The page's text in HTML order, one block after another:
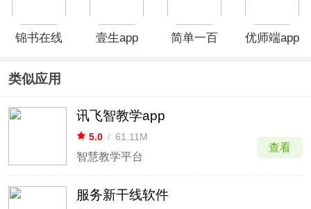
锦书在线
壹生app
简单一百
优师端app
类似应用
讯飞智教学app
5.0 / 61.11M
智慧教学平台
查看
服务新干线软件